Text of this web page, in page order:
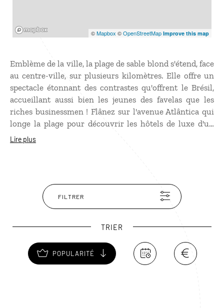
©Mapbox ©OpenStreetMap Improve this map
Emblème de la ville, la plage de sable blond s'étend, face
au centre-ville, sur plusieurs kilomètres. Elle offre un
spectacle étonnant des contrastes qu'offrent le Brésil,
accueillant aussi bien les jeunes des favelas que les
riches businessmen ! Flânez sur l'avenue Atlântica qui
longe la plage pour découvrir les hôtels de luxe d'un
côté, et les activités de plage de l'autre : football, beach-
Rio en prenant de la hauteur pour admirer les
célébrissimes Christ Rédempteur et Pain de Sucre.
Lire plus
FILTRER
TRIER
POPULARITÉ